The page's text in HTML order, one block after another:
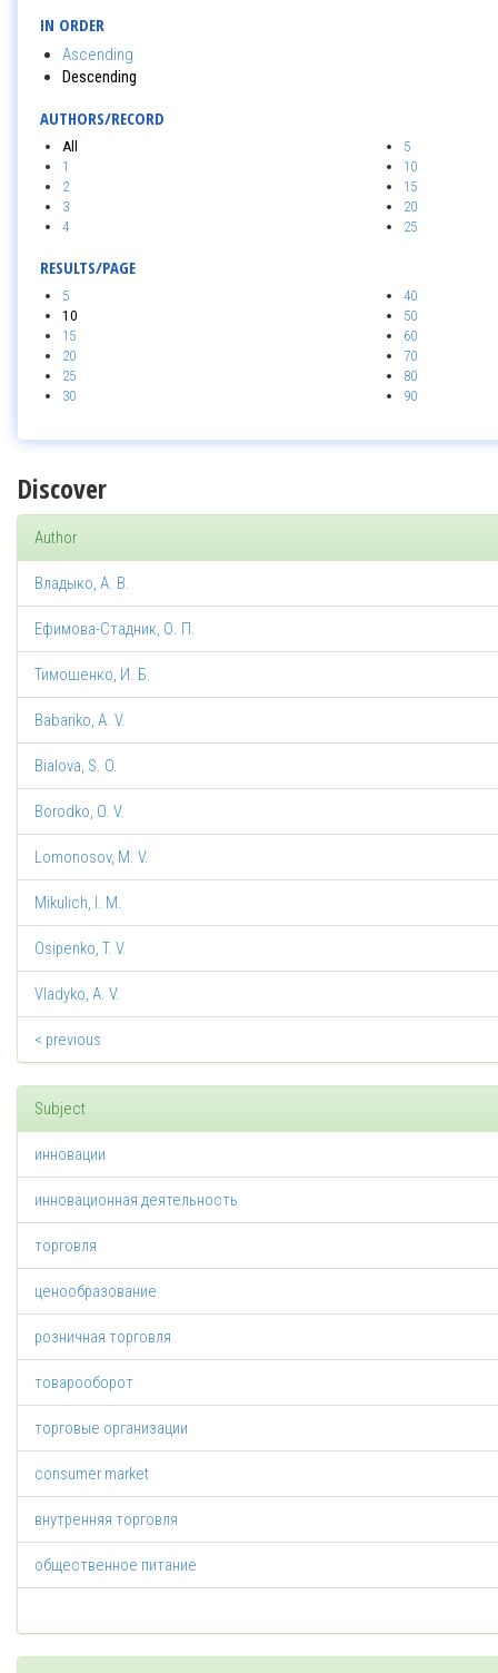
IN ORDER
Ascending
Descending
AUTHORS/RECORD
All
1
2
3
4
5
10
15
20
25
RESULTS/PAGE
5
10
15
20
25
30
40
50
60
70
80
90
Discover
Author
Владыко, А. В.
Ефимова-Стадник, О. П.
Тимошенко, И. Б.
Babariko, A. V.
Bialova, S. O.
Borodko, O. V.
Lomonosov, M. V.
Mikulich, I. M.
Osipenko, T. V.
Vladyko, A. V.
< previous
Subject
инновации
инновационная деятельность
торговля
ценообразование
розничная торговля
товарооборот
торговые организации
consumer market
внутренняя торговля
общественное питание